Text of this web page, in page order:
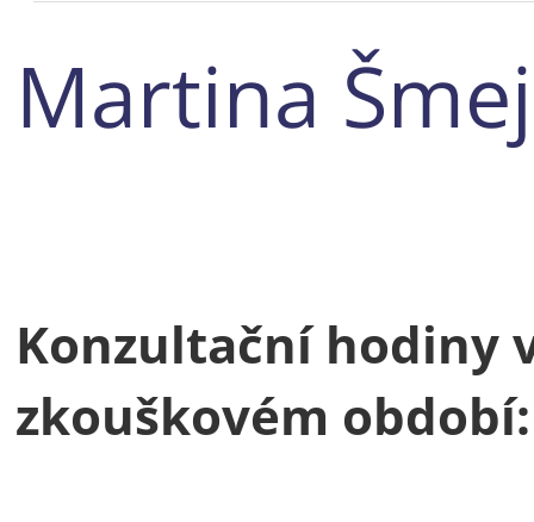
Martina
Konzultační hodiny
zkouškovém období: